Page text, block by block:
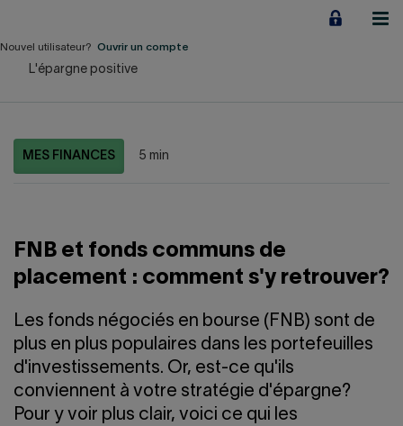
contenu
À propos
LIENS RAPIDES
Accueil Carrière
Nous joindre Salle de presse
Nouvel utilisateur? Ouvrir un compte
L'épargne positive
MES FINANCES 5 min
FNB et fonds communs de
placement : comment s'y retrouver?
Les fonds négociés en bourse (FNB) sont de
plus en plus populaires dans les portefeuilles
d'investissements. Or, est-ce qu'ils
conviennent à votre stratégie d'épargne?
Pour y voir plus clair, voici ce qui les